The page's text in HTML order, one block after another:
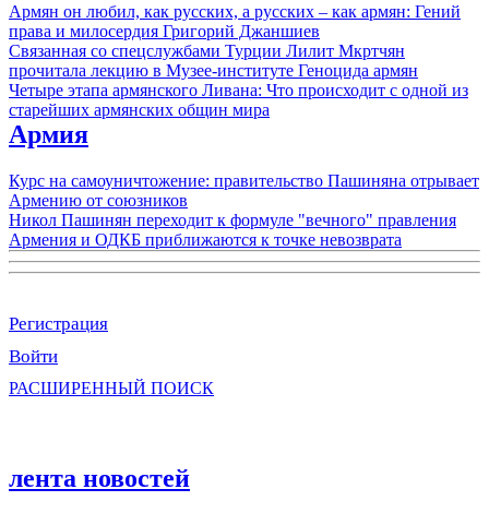
Армян он любил, как русских, а русских – как армян: Гений
права и милосердия Григорий Джаншиев
Связанная со спецслужбами Турции Лилит Мкртчян
прочитала лекцию в Музее-институте Геноцида армян
Четыре этапа армянского Ливана: Что происходит с одной из
старейших армянских общин мира
Армия
Курс на самоуничтожение: правительство Пашиняна отрывает
Армению от союзников
Никол Пашинян переходит к формуле "вечного" правления
Армения и ОДКБ приближаются к точке невозврата
Регистрация
Войти
РАСШИРЕННЫЙ ПОИСК
лента новостей